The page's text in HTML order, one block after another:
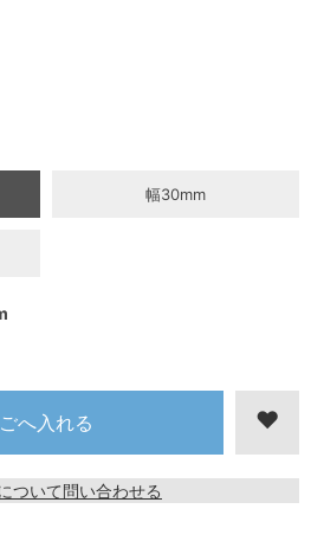
幅30mm
ついて問い合わせる